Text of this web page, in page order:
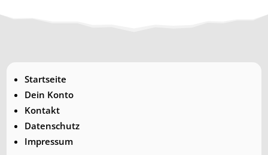
Startseite
Dein Konto
Kontakt
Datenschutz
Impressum